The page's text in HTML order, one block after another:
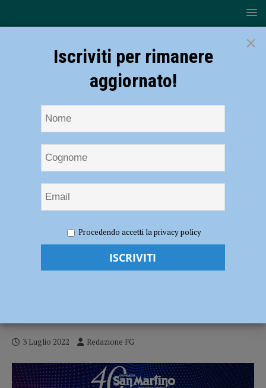
edilizia e locali rischiano di fallire”, manifestazione del Comitato 15
Ottobre – FOTO
“Stop ai rincari: edilizia e locali rischiano
3 Luglio 2022 Redazione FG
×
Iscriviti per rimanere
aggiornato!
Procedendo accetti la privacy policy